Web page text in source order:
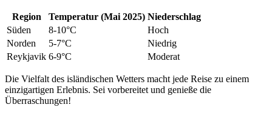
Region Temperatur (Mai 2025) Niederschlag
Süden
8-10°C
Hoch
Norden
5-7°C
Niedrig
Reykjavik 6-9°C Moderat
Die Vielfalt des isländischen Wetters macht jede Reise zu einem
einzigartigen Erlebnis. Sei vorbereitet und genieße die
Überraschungen!